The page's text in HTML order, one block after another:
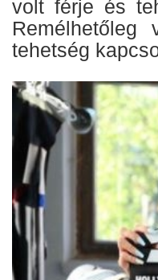
volt férje és
tehetség